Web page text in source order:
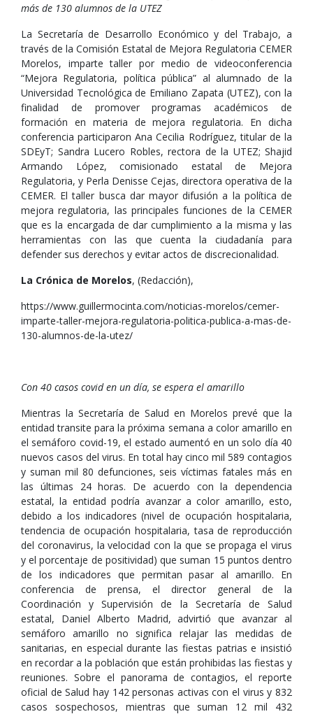
más de 130 alumnos de la UTEZ
La Secretaría de Desarrollo Económico y del Trabajo, a
través de la Comisión Estatal de Mejora Regulatoria CEMER
Morelos, imparte taller por medio de videoconferencia
“Mejora Regulatoria, política pública” al alumnado de la
Universidad Tecnológica de Emiliano Zapata (UTEZ), con la
finalidad de promover programas académicos de
formación en materia de mejora regulatoria. En dicha
conferencia participaron Ana Cecilia Rodríguez, titular de la
SDEyT; Sandra Lucero Robles, rectora de la UTEZ; Shajid
Armando López, comisionado estatal de Mejora
Regulatoria, y Perla Denisse Cejas, directora operativa de la
CEMER. El taller busca dar mayor difusión a la política de
mejora regulatoria, las principales funciones de la CEMER
que es la encargada de dar cumplimiento a la misma y las
herramientas con las que cuenta la ciudadanía para
defender sus derechos y evitar actos de discrecionalidad.
La Crónica de Morelos, (Redacción),
https://www.guillermocinta.com/noticias-morelos/cemer-
imparte-taller-mejora-regulatoria-politica-publica-a-mas-de-
130-alumnos-de-la-utez/
Con 40 casos covid en un día, se espera el amarillo
Mientras la Secretaría de Salud en Morelos prevé que la
entidad transite para la próxima semana a color amarillo en
el semáforo covid-19, el estado aumentó en un solo día 40
nuevos casos del virus. En total hay cinco mil 589 contagios
y suman mil 80 defunciones, seis víctimas fatales más en
las últimas 24 horas. De acuerdo con la dependencia
estatal, la entidad podría avanzar a color amarillo, esto,
debido a los indicadores (nivel de ocupación hospitalaria,
tendencia de ocupación hospitalaria, tasa de reproducción
del coronavirus, la velocidad con la que se propaga el virus
y el porcentaje de positividad) que suman 15 puntos dentro
de los indicadores que permitan pasar al amarillo. En
conferencia de prensa, el director general de la
Coordinación y Supervisión de la Secretaría de Salud
estatal, Daniel Alberto Madrid, advirtió que avanzar al
semáforo amarillo no significa relajar las medidas de
sanitarias, en especial durante las fiestas patrias e insistió
en recordar a la población que están prohibidas las fiestas y
reuniones. Sobre el panorama de contagios, el reporte
oficial de Salud hay 142 personas activas con el virus y 832
casos sospechosos, mientras que suman 12 mil 432